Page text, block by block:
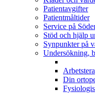
Patientavgifter
Patientmåltider
Service på
Stöd och hjälp
Synpunkter på
Undersökning,
Din